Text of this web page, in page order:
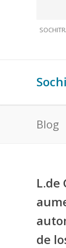
Blog
L.de
de